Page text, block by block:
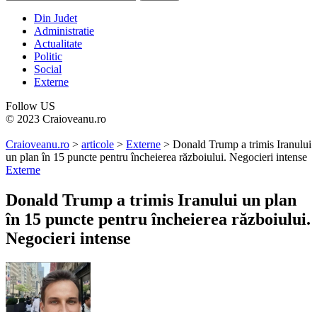
Din Judet
Administratie
Actualitate
Politic
Social
Externe
Follow US
© 2023 Craioveanu.ro
Craioveanu.ro > articole > Externe > Donald Trump a trimis Iranului
un plan în 15 puncte pentru încheierea războiului. Negocieri intense
Externe
Donald Trump a trimis Iranului un plan
în 15 puncte pentru încheierea războiului.
Negocieri intense